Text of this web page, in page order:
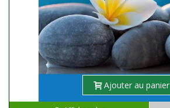
Ajouter au panier